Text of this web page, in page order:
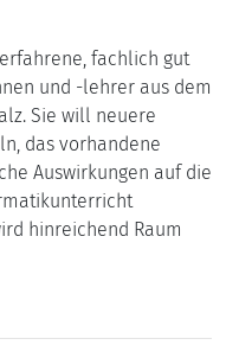
fachlich gut
und -lehrer aus dem
Sie will neuere
das vorhandene
Auswirkungen auf die
hinreichend Raum